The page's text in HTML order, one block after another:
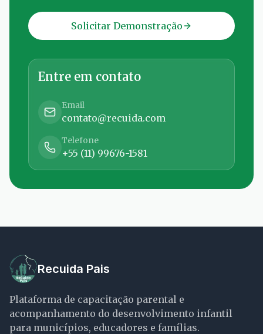
Solicitar Demonstração
Entre em contato
Email
contato@recuida.com
Telefone
+55 (11) 99676-1581
Recuida Pais
Plataforma de capacitação parental e
acompanhamento do desenvolvimento infantil
para municípios, educadores e famílias.